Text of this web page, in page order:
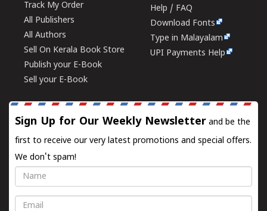
Track My Order
All Publishers
All Authors
Sell On Kerala Book Store
Publish your E-Book
Sell your E-Book
Help / FAQ
Download Fonts
Type in Malayalam
UPI Payments Help
Sign Up for Our Weekly Newsletter and be the
first to receive our very latest promotions and special offers.
We don't spam!
Name
Email